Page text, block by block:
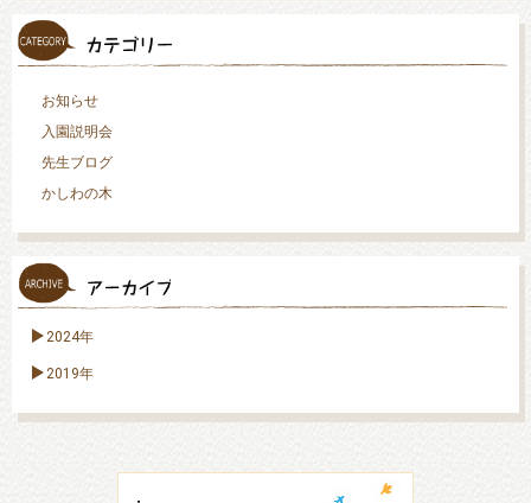
お知らせ
入園説明会
先生ブログ
かしわの木
2024年
2019年